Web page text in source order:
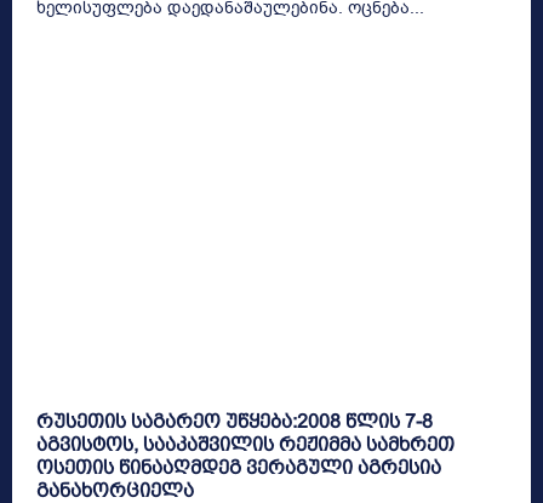
ხელისუფლება დაედანაშაულებინა. ოცნება...
რუსეთის საგარეო უწყება:2008 წლის 7-8
აგვისტოს, სააკაშვილის რეჟიმმა სამხრეთ
ოსეთის წინააღმდეგ ვერაგული აგრესია
განახორციელა